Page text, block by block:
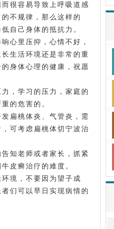
很容易导致上呼吸道感
不规律，那么这样的
自己身体的抵抗力。
心里压抑，心情不好，
生活环境还是非常的重
身体心理的健康，祝愿
，学习的压力，家庭的
的危害的。
扁桃体炎、气管炎，需
可考虑扁桃体切宁波治
知老师或者家长，抓紧
皮癣治疗的难度。
境，不要因为望子成
们可以早日实现病情的